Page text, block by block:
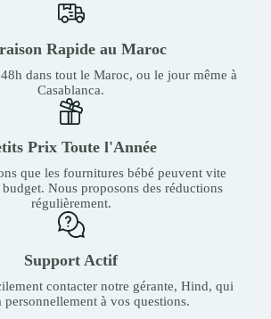
Rapide au Maroc
dans tout le Maroc, ou le jour même à
Casablanca.
Prix Toute l'Année
que les fournitures bébé peuvent vite
Nous proposons des réductions
régulièrement.
Support Actif
contacter notre gérante, Hind, qui
personnellement à vos questions.